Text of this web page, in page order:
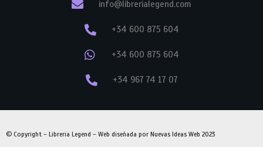
info@librerialegend.com
+34 600 875 604
+34 600 875 604
+34 967 74 17 07
© Copyright – Libreria Legend – Web diseñada por Nuevas Ideas Web 2023